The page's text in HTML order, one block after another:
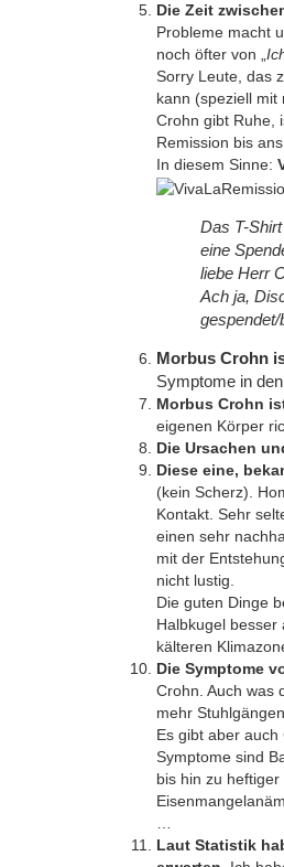
Die Zeit
Probleme macht
noch öfter von „
Sorry Leute, das
kann (speziell mit
Crohn gibt Ruhe,
Remission bis
In diesem Sinne:
Das T-
eine
liebe Herr
Ach ja,
gespendet/
Morbus Crohn
Symptome in
Morbus Crohn
eigenen Körper
Die Ursachen
Diese eine,
(kein Scherz).
Kontakt. Sehr
einen sehr
mit der
nicht lustig.
Die guten Dinge
Halbkugel besser
kälteren
Die Symptome
Crohn. Auch was
mehr
Es gibt aber
Symptome sind
bis hin zu
Laut Statistik